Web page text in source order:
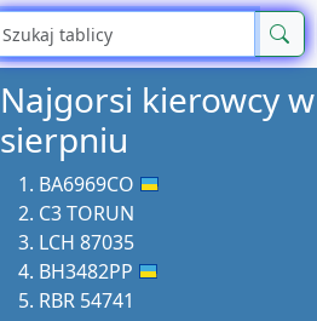
Najgorsi kierowcy w
sierpniu
BA6969CO
C3 TORUN
LCH 87035
BH3482PP
RBR 54741